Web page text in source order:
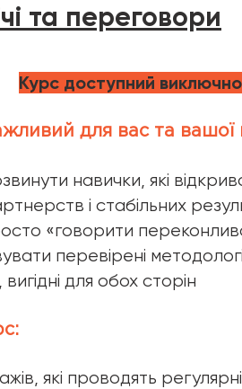
та переговори
Курс доступний
для вас та вашої
навички, які
і стабільних
«говорити
перевірені
для обох сторін
які проводять регулярні